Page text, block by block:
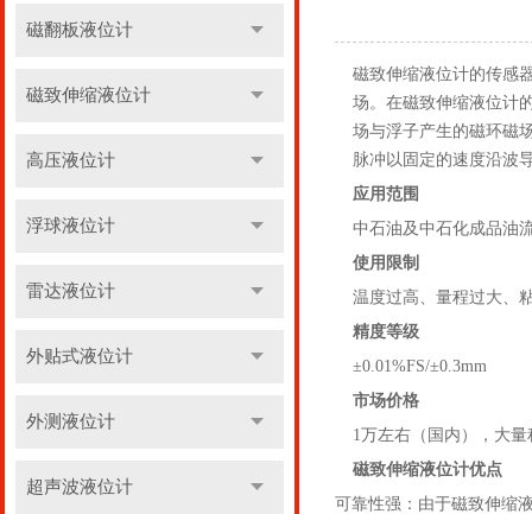
磁翻板液位计
磁致伸缩液位计
高压液位计
浮球液位计
雷达液位计
外贴式液位计
外测液位计
超声波液位计
磁致伸缩液位计的传感
场。在磁致伸缩液位计
场与浮子产生的磁环磁
脉冲以固定的速度沿波
应用范围
中石油及中石化成品油
使用限制
温度过高、量程过大、
精度等级
±0.01%FS/±0.3mm
市场价格
1万左右（国内），大
磁致伸缩液位计优点
可靠性强：由于磁致伸缩